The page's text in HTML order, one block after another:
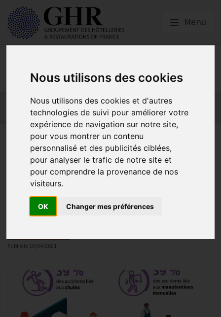
Nous utilisons des cookies
Nous utilisons des cookies et d'autres
technologies de suivi pour améliorer votre
expérience de navigation sur notre site,
pour vous montrer un contenu
personnalisé et des publicités ciblées,
pour analyser le trafic de notre site et
pour comprendre la provenance de nos
visiteurs.
OK Changer mes préférences
Menu
Handicap
Actualité 2026 Nos Métiers
Offres d’Emploi
Formation
Mission Handicap
Prévention des risques
professionnels - La santé de
votre entreprise passe par la
santé de vos salariés
Publié le 16/04/2021